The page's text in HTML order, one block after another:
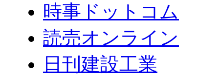
時事ドットコム
読売オンライン
日刊建設工業